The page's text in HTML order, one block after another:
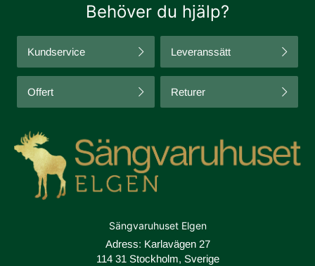
Behöver du hjälp?
Kundservice Leveranssätt
Offert Returer
Sängvaruhuset Elgen
Adress: Karlavägen 27
114 31 Stockholm, Sverige